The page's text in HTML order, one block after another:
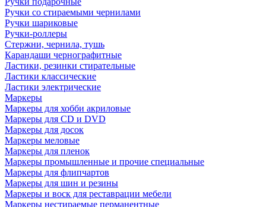
Ручки со стираемыми чернилами
Ручки шариковые
Ручки-роллеры
Стержни, чернила, тушь
Карандаши чернографитные
Ластики, резинки стирательные
Ластики классические
Ластики электрические
Маркеры
Маркеры для хобби акриловые
Маркеры для CD и DVD
Маркеры для досок
Маркеры меловые
Маркеры для пленок
Маркеры промышленные и прочие специальные
Маркеры для флипчартов
Маркеры для шин и резины
Маркеры и воск для реставрации мебели
Маркеры нестираемые перманентные